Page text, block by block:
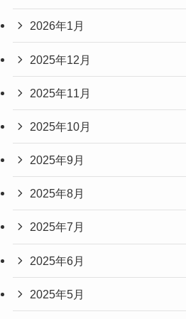
2026年1月
2025年12月
2025年11月
2025年10月
2025年9月
2025年8月
2025年7月
2025年6月
2025年5月